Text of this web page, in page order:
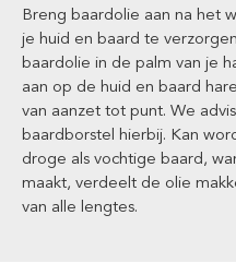
Breng baardolie aan na het
je huid en baard te
baardolie in de palm van je
aan op de huid en baard
van aanzet tot punt. We
baardborstel hierbij. Kan
droge als vochtige baard,
maakt, verdeelt de olie
van alle lengtes.